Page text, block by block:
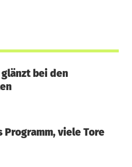
glänzt bei den
Programm, viele Tore